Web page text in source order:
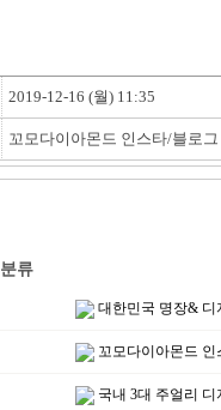
2019-12-16 (월) 11:35
꼬모다이아몬드 인스타/블로그
분류
대한민국 명장& 디
꼬모다이아몬드 인
국내 3대 주얼리